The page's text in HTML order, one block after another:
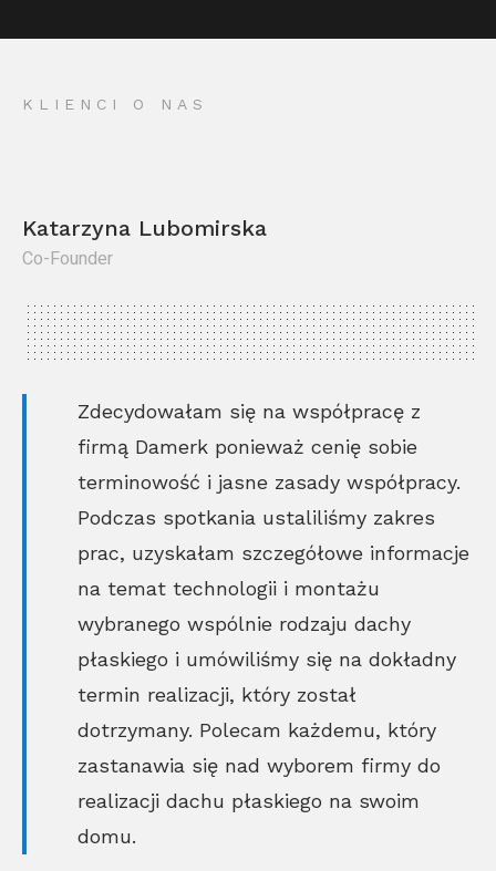
KLIENCI O NAS
Katarzyna Lubomirska
Co-Founder
Zdecydowałam się na współpracę z
firmą Damerk ponieważ cenię sobie
terminowość i jasne zasady współpracy.
Podczas spotkania ustaliliśmy zakres
prac, uzyskałam szczegółowe informacje
na temat technologii i montażu
wybranego wspólnie rodzaju dachy
płaskiego i umówiliśmy się na dokładny
termin realizacji, który został
dotrzymany. Polecam każdemu, który
zastanawia się nad wyborem firmy do
realizacji dachu płaskiego na swoim
domu.